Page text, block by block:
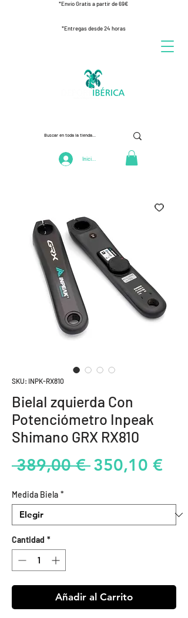
*Envío Gratis a partir de 69€
*Entregas desde 24 horas
Iniciar Sesión
SKU: INPK-RX810
BielaI zquierda Con
Potenciómetro Inpeak
Shimano GRX RX810
389,00 € Precio
350,10 €
Medida Biela *
Cantidad *
Añadir al Carrito